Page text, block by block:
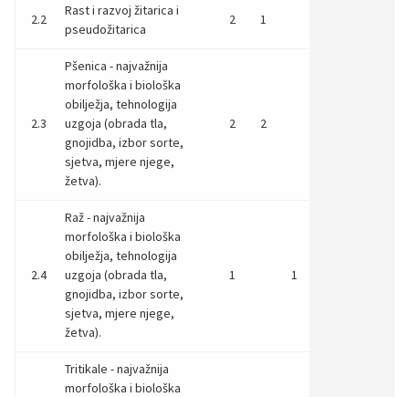
2.2
Rast i razvoj žitarica i
pseudožitarica
2 1
2.3
Pšenica - najvažnija
morfološka i biološka
obilježja, tehnologija
uzgoja (obrada tla,
gnojidba, izbor sorte,
sjetva, mjere njege,
žetva).
2 2
2.4
Raž - najvažnija
morfološka i biološka
obilježja, tehnologija
uzgoja (obrada tla,
gnojidba, izbor sorte,
sjetva, mjere njege,
žetva).
1 1
Tritikale - najvažnija
morfološka i biološka